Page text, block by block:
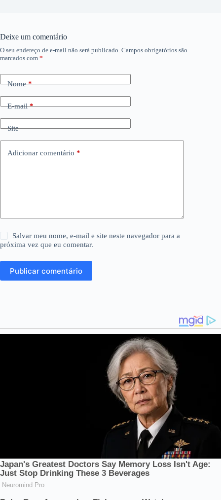
Deixe um comentário
O seu endereço de e-mail não será publicado. Campos obrigatórios são
marcados com *
Nome*
E-mail*
Site
Adicionar comentário *
Salvar meu nome, e-mail e site neste navegador para a
próxima vez que eu comentar.
Publicar comentário